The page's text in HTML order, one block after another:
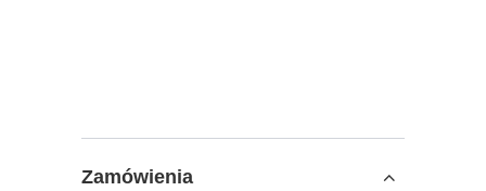
Zamówienia